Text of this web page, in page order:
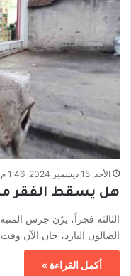
الأحد, 15 ديسمبر 2024, 1:46 م
هل يسقط الفقر
الثالثة فجراً، يرّن جرس
الصالون البارد، حان الآن
أكمل القراءة »